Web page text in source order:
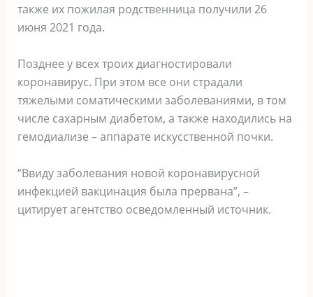
также их пожилая родственница получили 26
июня 2021 года.
Позднее у всех троих диагностировали
коронавирус. При этом все они страдали
тяжелыми соматическими заболеваниями, в том
числе сахарным диабетом, а также находились на
гемодиализе – аппарате искусственной почки.
“Ввиду заболевания новой коронавирусной
инфекцией вакцинация была прервана”, –
цитирует агентство осведомленный источник.